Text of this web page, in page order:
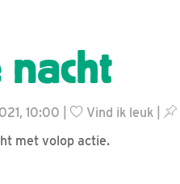
10:00 | Vind ik leuk
met volop actie.